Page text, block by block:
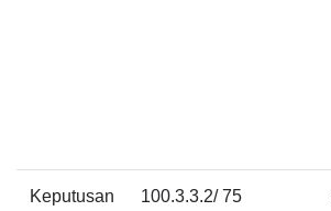
Keputusan
100.3.3.2/ 75